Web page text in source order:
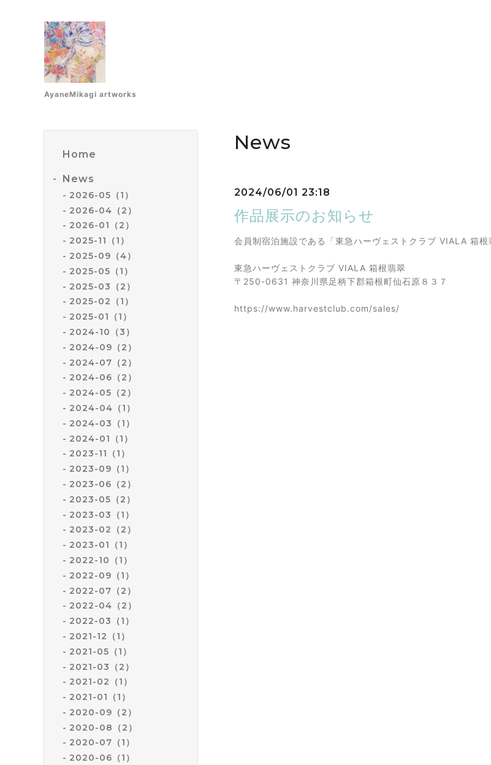
AyaneMikagi artworks
Home
News
2026-05（1）
2026-04（2）
2026-01（2）
2025-11（1）
2025-09（4）
2025-05（1）
2025-03（2）
2025-02（1）
2025-01（1）
2024-10（3）
2024-09（2）
2024-07（2）
2024-06（2）
2024-05（2）
2024-04（1）
2024-03（1）
2024-01（1）
2023-11（1）
2023-09（1）
2023-06（2）
2023-05（2）
2023-03（1）
2023-02（2）
2023-01（1）
2022-10（1）
2022-09（1）
2022-07（2）
2022-04（2）
2022-03（1）
2021-12（1）
2021-05（1）
2021-03（2）
2021-02（1）
2021-01（1）
2020-09（2）
2020-08（2）
2020-07（1）
2020-06（1）
News
2024/06/01 23:18
作品展示のお知らせ
会員制宿泊施設である「東急ハーヴェストクラブ VIALA 箱
東急ハーヴェストクラブ VIALA 箱根翡翠
〒250-0631 神奈川県足柄下郡箱根町仙石原８３７
https://www.harvestclub.com/sales/